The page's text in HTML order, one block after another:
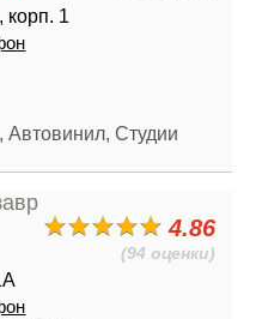
1
Автовинил, Студии
4.86
(94 оценки)